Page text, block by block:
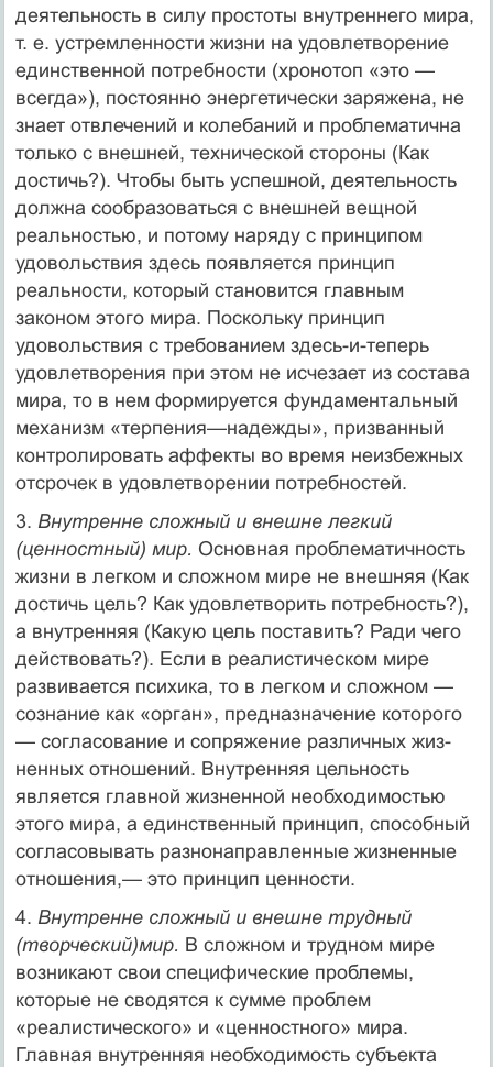
деятельность в силу простоты внутреннего мира,
т. е. устремленности жизни на удовлетво­рение
единственной потребности (хронотоп «это —
всегда»), постоянно энергетически заряжена, не
знает отвлечений и ко­лебаний и проблематична
только с внешней, технической сто­роны (Как
достичь?). Чтобы быть успешной, деятельность
должна сообразоваться с внешней вещной
реальностью, и по­тому наряду с принципом
удовольствия здесь появляется принцип
реальности, который становится главным
законом этого мира. Поскольку принцип
удовольствия с требованием здесь-и-теперь
удовлетворения при этом не исчезает из соста­ва
мира, то в нем формируется фундаментальный
механизм «терпения—надежды», призванный
контролировать аффекты во время неизбежных
отсрочек в удовлетворении потребностей.
3. Внутренне сложный и внешне легкий
(ценностный) мир. Основная проблематичность
жизни в легком и сложном мире не внешняя (Как
достичь цель? Как удовлетворить потреб­ность?),
а внутренняя (Какую цель поставить? Ради чего
дей­ствовать?). Если в реалистическом мире
развивается психика, то в легком и сложном —
сознание как «орган», предназначе­ние которого
— согласование и сопряжение различных жиз­
ненных отношений. Внутренняя цельность
является главной жизненной необходимостью
этого мира, а единственный принцип, способный
согласовывать разнонаправленные жиз­ненные
отношения,— это принцип ценности.
4. Внутренне сложный и внешне трудный
(творческий)мир. В сложном и трудном мире
возникают свои специфические проблемы,
которые не сводятся к сумме проблем
«реалисти­ческого» и «ценностного» мира.
Главная внутренняя необхо­димость субъекта